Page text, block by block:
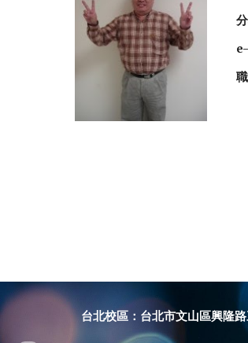
台北校區：台北市文山區興